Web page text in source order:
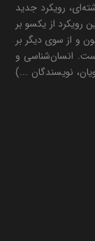
رویکرد جدید
از یکسو بر
از سوی دیگر بر
انسان‌شناسی و
نویسندگان ...)